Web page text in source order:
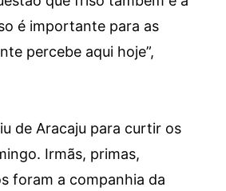
é importante para as
percebe aqui hoje”,
de Aracaju para curtir os
Irmãs, primas,
foram a companhia da